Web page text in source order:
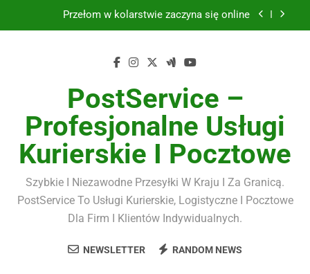
Przełom w kolarstwie zaczyna się online
Masujmnie.pl a komfort pracy
Przełom w kolarstwie zaczyna się online
Biżuteria srebrna
Kawa premium
PostService –
Profesjonalne Usługi
Kurierskie I Pocztowe
Szybkie I Niezawodne Przesyłki W Kraju I Za Granicą.
PostService To Usługi Kurierskie, Logistyczne I Pocztowe
Dla Firm I Klientów Indywidualnych.
NEWSLETTER RANDOM NEWS